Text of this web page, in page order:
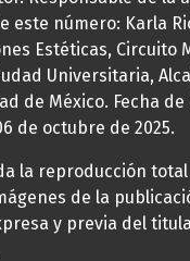
este número: Karla
Estéticas, Circuito
Universitaria,
de México. Fecha
de octubre de 2025.
la reproducción
de la
y previa del